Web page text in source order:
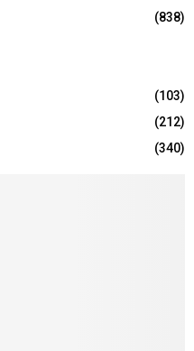
(838)
(103)
(212)
(340)